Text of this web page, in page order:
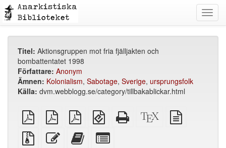
Titel: Aktionsgruppen mot fria fjälljakten och
bombattentatet 1998
Författare: Anonym
Ämnen: Kolonialism, Sabotage, Sverige, ursprungsfolk
Källa: dvm.webblogg.se/category/tillbakablickar.html
plain
PDF
A4
imposed
PDF
Letter
imposed
PDF
EPUB
(för
mobila
enheter)
Fristående
HTML
XeLaTeX
källa
Källfiler
med
Redigera
denna
Lägg